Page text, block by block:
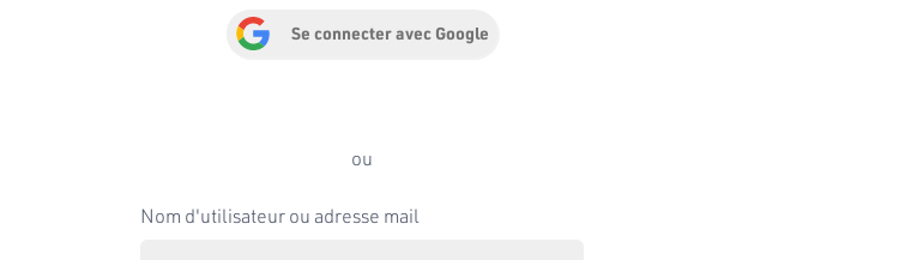
Se connecter avec Google
ou
Nom d'utilisateur ou adresse mail